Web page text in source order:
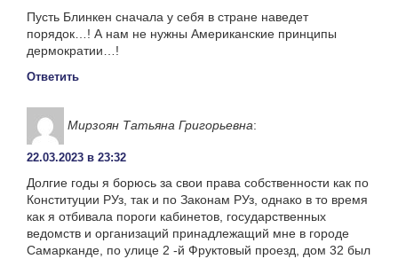
Пусть Блинкен сначала у себя в стране наведет
порядок…! А нам не нужны Американские принципы
дермократии…!
Ответить
Мирзоян Татьяна Григорьевна:
22.03.2023 в 23:32
Долгие годы я борюсь за свои права собственности как по
Конституции РУз, так и по Законам РУз, однако в то время
как я отбивала пороги кабинетов, государственных
ведомств и организаций принадлежащий мне в городе
Самарканде, по улице 2 -й Фруктовый проезд, дом 32 был